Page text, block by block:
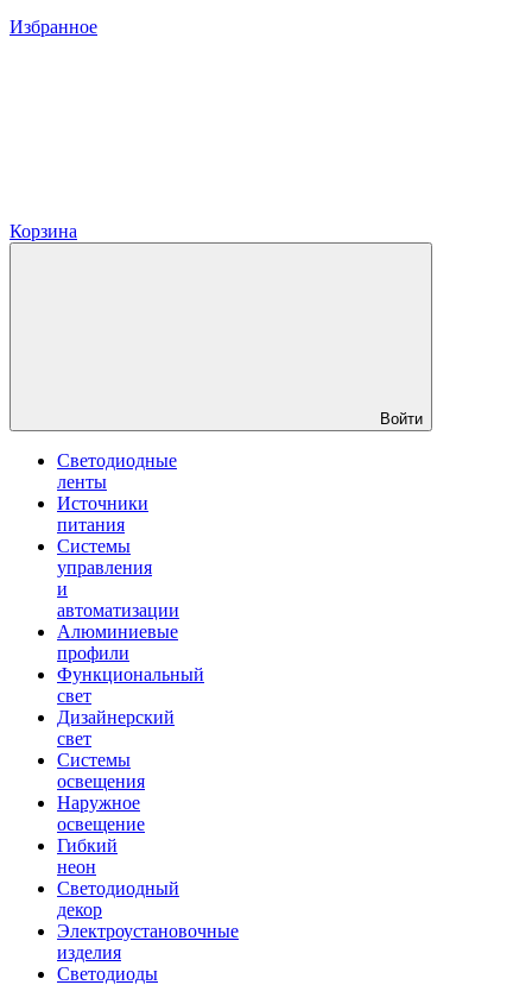
Избранное
Корзина
Войти
Светодиодные
ленты
Источники
питания
Системы
управления
и
автоматизации
Алюминиевые
профили
Функциональный
свет
Дизайнерский
свет
Системы
освещения
Наружное
освещение
Гибкий
неон
Светодиодный
декор
Электроустановочные
изделия
Светодиоды